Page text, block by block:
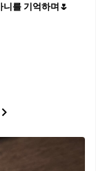
니를 기억하며🌷⁠